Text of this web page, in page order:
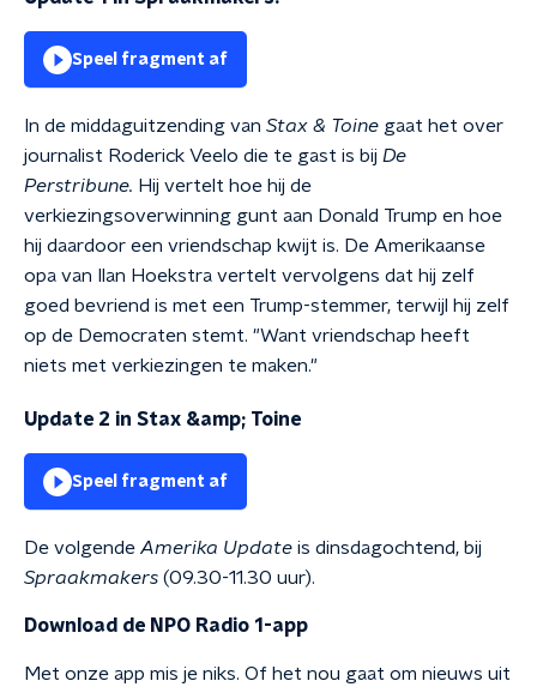
Speel fragment af
In de middaguitzending van Stax & Toine gaat het over
journalist Roderick Veelo die te gast is bij De
Perstribune. Hij vertelt hoe hij de
verkiezingsoverwinning gunt aan Donald Trump en hoe
hij daardoor een vriendschap kwijt is. De Amerikaanse
opa van Ilan Hoekstra vertelt vervolgens dat hij zelf
goed bevriend is met een Trump-stemmer, terwijl hij zelf
op de Democraten stemt. "Want vriendschap heeft
niets met verkiezingen te maken."
Update 2 in Stax &amp; Toine
Speel fragment af
De volgende Amerika Update is dinsdagochtend, bij
Spraakmakers (09.30-11.30 uur).
Download de NPO Radio 1-app
Met onze app mis je niks. Of het nou gaat om nieuws uit